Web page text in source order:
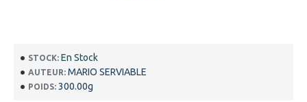
STOCK: En Stock
AUTEUR: MARIO SERVIABLE
POIDS: 300.00g